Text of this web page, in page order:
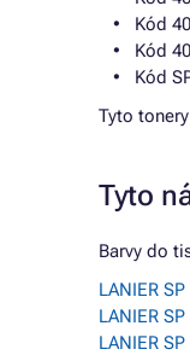
Kód
Kód
Kód
Tyto
Tyto
Barvy do
LANIER
LANIER
LANIER